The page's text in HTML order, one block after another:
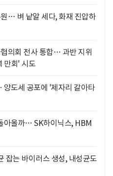
… 벼 낱알 세다, 화재 진압하
의회 전사 통합… 과반 지위
만회' 시도
도세 공포에 '제자리 갈아타
아올까… SK하이닉스, HBM
잡는 바이러스 생성, 내성균도